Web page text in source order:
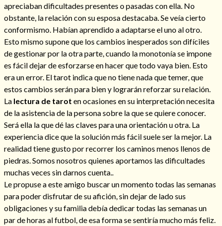
Cómo alejar a la amante de mi esposo
Endulzamiento
apreciaban dificultades presentes o pasadas con ella. No
obstante, la relación con su esposa destacaba. Se veía cierto
conformismo. Habían aprendido a adaptarse el uno al otro.
Esto mismo supone que los cambios inesperados son difíciles
de gestionar por la otra parte, cuando la monotonía se impone
es fácil dejar de esforzarse en hacer que todo vaya bien. Esto
era un error. El tarot indica que no tiene nada que temer, que
estos cambios serán para bien y lograrán reforzar su relación.
La lectura de tarot en ocasiones en su interpretación necesita
de la asistencia de la persona sobre la que se quiere conocer.
Será ella la que dé las claves para una orientación u otra. La
experiencia dice que la solución más fácil suele ser la mejor. La
realidad tiene gusto por recorrer los caminos menos llenos de
piedras. Somos nosotros quienes aportamos las dificultades
muchas veces sin darnos cuenta..
Le propuse a este amigo buscar un momento todas las semanas
para poder disfrutar de su afición, sin dejar de lado sus
obligaciones y su familia debía dedicar todas las semanas un
par de horas al futbol, de esa forma se sentiría mucho más feliz.